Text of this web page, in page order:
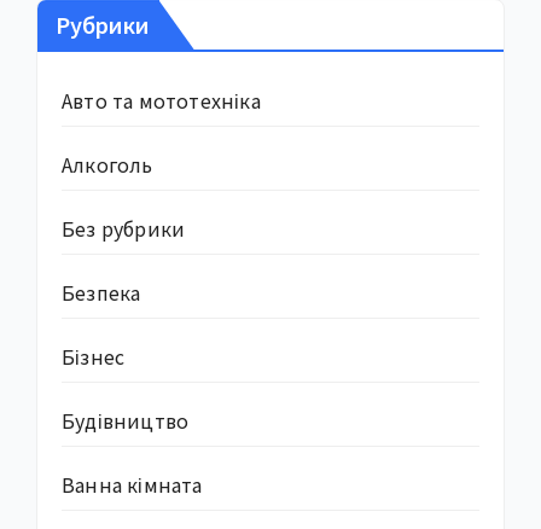
Рубрики
Авто та мототехніка
Алкоголь
Без рубрики
Безпека
Бізнес
Будівництво
Ванна кімната